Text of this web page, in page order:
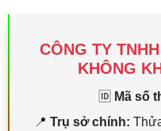
CÔNG TY
KHÔNG
🆔 Mã số
📍 Trụ sở chính: